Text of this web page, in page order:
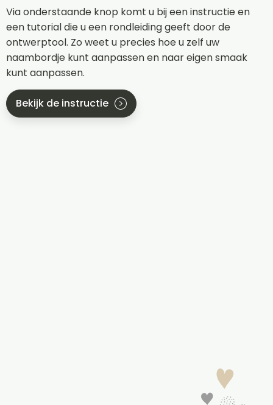
Via onderstaande knop komt u bij een instructie en
een tutorial die u een rondleiding geeft door de
ontwerptool. Zo weet u precies hoe u zelf uw
naambordje kunt aanpassen en naar eigen smaak
kunt aanpassen.
Bekijk de instructie